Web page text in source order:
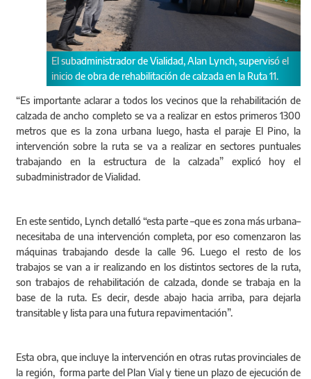
de Vialidad, Alan Lynch, supervisó el
obra de rehabilitación de calzada en la Ruta 11.
Rehabilitación de
“Es importante aclarar a todos los vecinos que la rehabilitación de
calzada de ancho completo se va a realizar en estos primeros 1300
metros que es la zona urbana luego, hasta el paraje El Pino, la
intervención sobre la ruta se va a realizar en sectores puntuales
trabajando en la estructura de la calzada” explicó hoy el
subadministrador de Vialidad.
En este sentido, Lynch detalló “esta parte –que es zona más urbana–
necesitaba de una intervención completa, por eso comenzaron las
máquinas trabajando desde la calle 96. Luego el resto de los
trabajos se van a ir realizando en los distintos sectores de la ruta,
son trabajos de rehabilitación de calzada, donde se trabaja en la
base de la ruta. Es decir, desde abajo hacia arriba, para dejarla
transitable y lista para una futura repavimentación”.
Esta obra, que incluye la intervención en otras rutas provinciales de
la región, forma parte del Plan Vial y tiene un plazo de ejecución de